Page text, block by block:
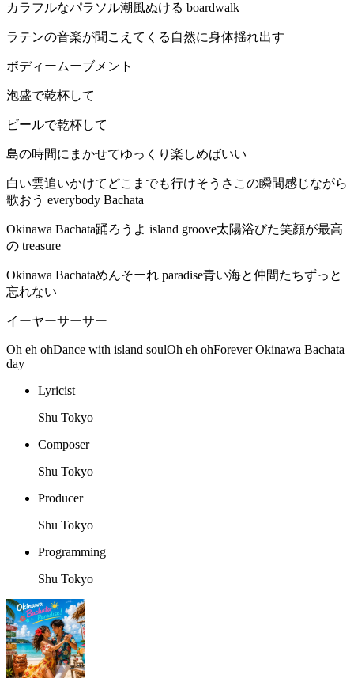
カラフルなパラソル潮風ぬける boardwalk
ラテンの音楽が聞こえてくる自然に身体揺れ出す
ボディームーブメント
泡盛で乾杯して
ビールで乾杯して
島の時間にまかせてゆっくり楽しめばいい
白い雲追いかけてどこまでも行けそうさこの瞬間感じながら
歌おう everybody Bachata
Okinawa Bachata踊ろうよ island groove太陽浴びた笑顔が最高
の treasure
Okinawa Bachataめんそーれ paradise青い海と仲間たちずっと
忘れない
イーヤーサーサー
Oh eh ohDance with island soulOh eh ohForever Okinawa Bachata
day
Lyricist
Shu Tokyo
Composer
Shu Tokyo
Producer
Shu Tokyo
Programming
Shu Tokyo